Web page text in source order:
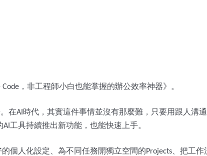
Code ，非工程師小白也能掌握的辦公效率神器》。
在AI 時代，其實這件事情並沒有那麼難，只要用跟人溝
AI 工具持續推出新功能，也能快速上手。
個人化設定、為不同任務開獨立空間的Projects 、把工